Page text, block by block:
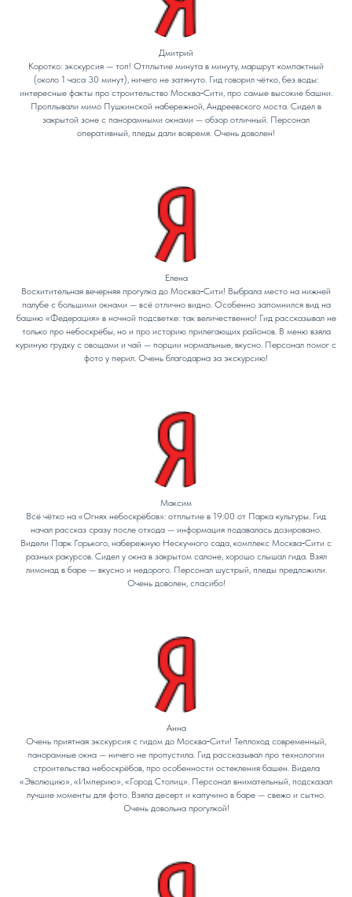
Дмитрий
Коротко: экскурсия — топ! Отплытие минута в минуту, маршрут компактный
(около 1 часа 30 минут), ничего не затянуто. Гид говорил чётко, без воды:
интересные факты про строительство Москва‑Сити, про самые высокие башни.
Проплывали мимо Пушкинской набережной, Андреевского моста. Сидел в
закрытой зоне с панорамными окнами — обзор отличный. Персонал
оперативный, пледы дали вовремя. Очень доволен!
Елена
Восхитительная вечерняя прогулка до Москва‑Сити! Выбрала место на нижней
палубе с большими окнами — всё отлично видно. Особенно запомнился вид на
башню «Федерация» в ночной подсветке: так величественно! Гид рассказывал не
только про небоскрёбы, но и про историю прилегающих районов. В меню взяла
куриную грудку с овощами и чай — порции нормальные, вкусно. Персонал помог с
фото у перил. Очень благодарна за экскурсию!
Максим
Всё чётко на «Огнях небоскрёбов»: отплытие в 19:00 от Парка культуры. Гид
начал рассказ сразу после отхода — информация подавалась дозировано.
Видели Парк Горького, набережную Нескучного сада, комплекс Москва‑Сити с
разных ракурсов. Сидел у окна в закрытом салоне, хорошо слышал гида. Взял
лимонад в баре — вкусно и недорого. Персонал шустрый, пледы предложили.
Очень доволен, спасибо!
Анна
Очень приятная экскурсия с гидом до Москва‑Сити! Теплоход современный,
панорамные окна — ничего не пропустила. Гид рассказывал про технологии
строительства небоскрёбов, про особенности остекления башен. Видела
«Эволюцию», «Империю», «Город Столиц». Персонал внимательный, подсказал
лучшие моменты для фото. Взяла десерт и капучино в баре — свежо и сытно.
Очень довольна прогулкой!